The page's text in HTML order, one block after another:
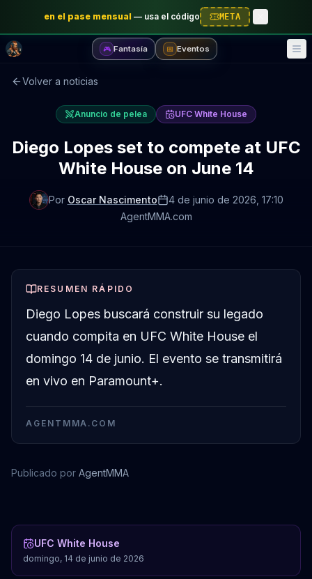
en el pase mensual — usa el código META
🎮 Fantasía 📅 Eventos
Volver a noticias
Anuncio de pelea UFC White House
Diego Lopes set to compete at UFC
White House on June 14
Por Oscar Nascimento 4 de junio de 2026 , 17:10
AgentMMA.com
RESUMEN RÁPIDO
Diego Lopes buscará construir su legado
cuando compita en UFC White House el
domingo 14 de junio. El evento se transmitirá
en vivo en Paramount+.
AGENTMMA.COM
Publicado por AgentMMA
UFC White House
domingo, 14 de junio de 2026